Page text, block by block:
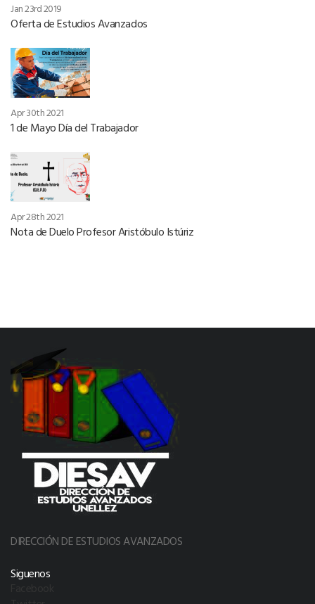
Jan 23rd 2019
Oferta de Estudios Avanzados
Apr 30th 2021
1 de Mayo Día del Trabajador
Apr 28th 2021
Nota de Duelo Profesor Aristóbulo Istúriz
DIRECCIÓN DE ESTUDIOS AVANZADOS
Siguenos